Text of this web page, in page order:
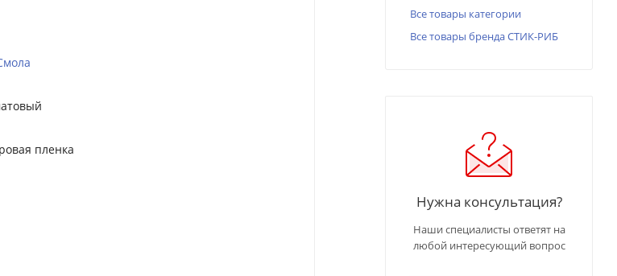
пленка
Все товары категории
Все товары бренда СТИК-РИБ
Нужна консультация?
Наши специалисты ответят на
любой интересующий вопрос